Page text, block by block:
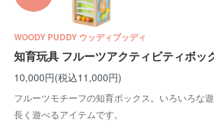
WOODY PUDDY ウッディプッディ
知育玩具 フルーツアクティビティボッ
10,000円(税込11,000円)
フルーツモチーフの知育ボックス。いろいろな
長く遊べるアイテムです。